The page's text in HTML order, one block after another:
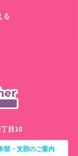
る
目10
部・支部のご案内